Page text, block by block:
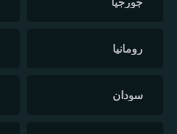
رومانيا
سودان